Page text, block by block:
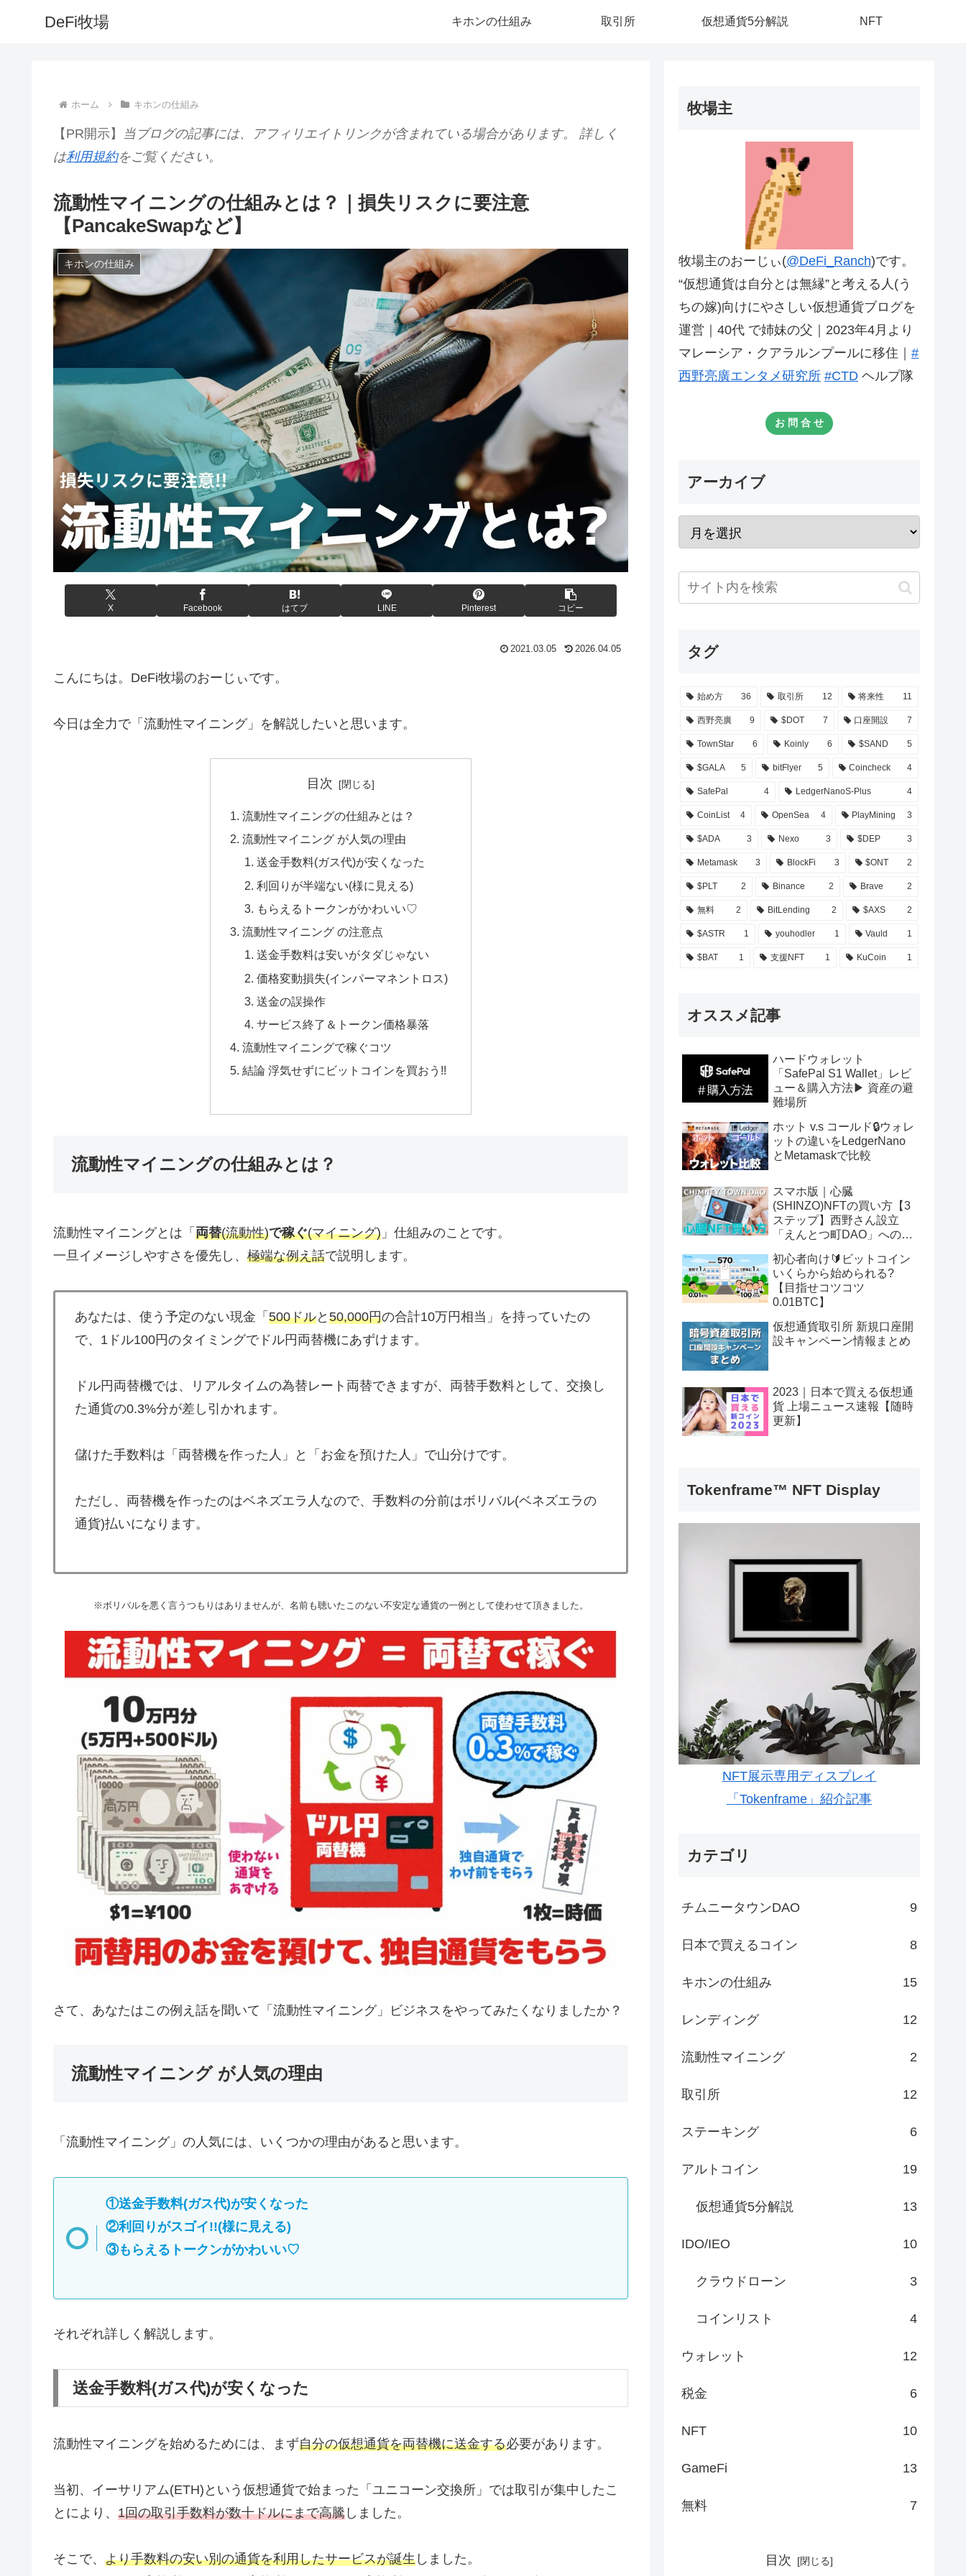
DeFi牧場 キホンの仕組み 取引所 仮想通貨5分解説 NFT
ホーム キホンの仕組み
【PR開示】
当ブログの記事には、アフィリエイトリンクが含まれている場合があります。 詳しく
は利用規約をご覧ください。
流動性マイニングの仕組みとは？｜損失リスクに要注意
【PancakeSwapなど】
キホンの仕組み
X Facebook はてブ LINE Pinterest コピー
2021.03.05 2026.04.05
こんにちは。DeFi牧場のおーじぃです。
今日は全力で「流動性マイニング」を解説したいと思います。
目次
流動性マイニングの仕組みとは？
流動性マイニング が人気の理由
送金手数料(ガス代)が安くなった
利回りが半端ない(様に見える)
もらえるトークンがかわいい♡
流動性マイニング の注意点
送金手数料は安いがタダじゃない
価格変動損失(インパーマネントロス)
送金の誤操作
サービス終了＆トークン価格暴落
流動性マイニングで稼ぐコツ
結論 浮気せずにビットコインを買おう!!
流動性マイニングの仕組みとは？
流動性マイニングとは「 両替(流動性)で稼ぐ(マイニング) 」仕組みのことです。
一旦イメージしやすさを優先し、 極端な例え話で説明します。
あなたは、使う予定のない現金「 500ドルと 50,000円の合計10万円相当」を持っていたの
で、1ドル100円のタイミングでドル円両替機にあずけます。
ドル円両替機では、リアルタイムの為替レート両替できますが、両替手数料として、交換し
た通貨の0.3%分が差し引かれます。
儲けた手数料は「両替機を作った人」と「お金を預けた人」で山分けです。
ただし、両替機を作ったのはベネズエラ人なので、手数料の分前はボリバル(ベネズエラの
通貨)払いになります。
※ボリバルを悪く言うつもりはありませんが、名前も聴いたこのない不安定な通貨の一例として使わせて頂きました。
さて、あなたはこの例え話を聞いて「流動性マイニング」ビジネスをやってみたくなりましたか？
流動性マイニング が人気の理由
「流動性マイニング」の人気には、いくつかの理由があると思います。
①送金手数料(ガス代)が安くなった
②利回りがスゴイ!!(様に見える)
③もらえるトークンがかわいい♡
それぞれ詳しく解説します。
送金手数料(ガス代)が安くなった
流動性マイニングを始めるためには、まず自分の仮想通貨を両替機に送金する必要があります。
当初、イーサリアム(ETH)という仮想通貨で始まった「ユニコーン交換所」では取引が集中したこ
とにより、 1回の取引手数料が数十ドルにまで高騰 しました。
そこで、 より手数料の安い別の通貨を利用したサービスが誕生 しました。
牧場主
牧場主のおーじぃ(@DeFi_Ranch)です。
“仮想通貨は自分とは無縁”と考える人(う
ちの嫁)向けにやさしい仮想通貨ブログを
運営｜40代 で姉妹の父｜2023年4月より
マレーシア・クアラルンプールに移住｜ #
西野亮廣エンタメ研究所 #CTD ヘルプ隊
お 問 合 せ
アーカイブ
タグ
始め方 36 取引所 12 将来性 11
西野亮廣 9 $DOT 7 口座開設 7
TownStar 6 Koinly 6 $SAND 5
$GALA 5 bitFlyer 5 Coincheck 4
SafePal 4 LedgerNanoS-Plus 4
CoinList 4 OpenSea 4 PlayMining 3
$ADA 3 Nexo 3 $DEP 3
Metamask 3 BlockFi 3 $ONT 2
$PLT 2 Binance 2 Brave 2
無料 2 BitLending 2 $AXS 2
$ASTR 1 youhodler 1 Vauld 1
$BAT 1 支援NFT 1 KuCoin 1
オススメ記事
ハードウォレット
「SafePal S1 Wallet」レビ
ュー＆購入方法▶ 資産の避
難場所
ホット v.s コールド🔒ウォレ
ットの違いをLedgerNano
とMetamaskで比較
スマホ版｜心臓
(SHINZO)NFTの買い方【3
ステップ】西野さん設立
「えんとつ町DAO」へのパ
初心者向け🔰ビットコイン
いくらから始められる?
【目指せコツコツ
0.01BTC】
仮想通貨取引所 新規口座開
設キャンペーン情報まとめ
2023｜日本で買える仮想通
貨 上場ニュース速報【随時
更新】
Tokenframe™ NFT Display
NFT展示専用ディスプレイ
「Tokenframe」紹介記事
カテゴリ
チムニータウンDAO 9
日本で買えるコイン 8
キホンの仕組み 15
レンディング 12
流動性マイニング 2
取引所 12
ステーキング 6
アルトコイン 19
仮想通貨5分解説 13
IDO/IEO 10
クラウドローン 3
コインリスト 4
ウォレット 12
税金 6
NFT 10
GameFi 13
無料 7
目次